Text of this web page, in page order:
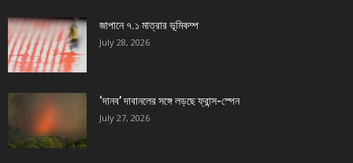
জাপানে ৭.১ মাত্রার ভূমিকম্প
July 28, 2026
‘দানব’ দাবানলের সঙ্গে লড়ছে ফ্রান্স-স্পেন
July 27, 2026